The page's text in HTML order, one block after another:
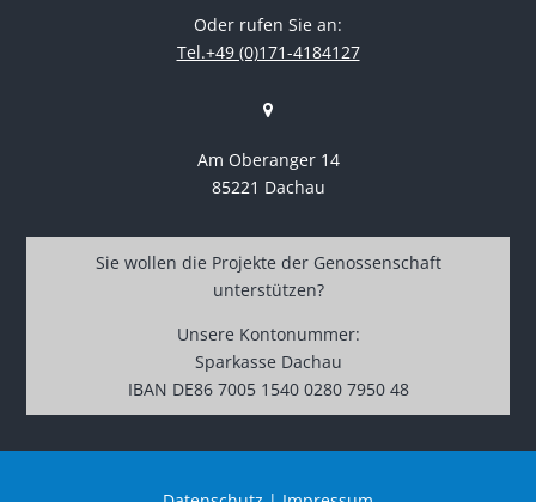
Oder rufen Sie an:
Tel.+49 (0)171-4184127
Am Oberanger 14
85221 Dachau
Sie wollen die Projekte der Genossenschaft
unterstützen?
Unsere Kontonummer:
Sparkasse Dachau
IBAN DE86 7005 1540 0280 7950 48